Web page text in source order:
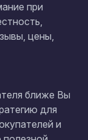
при
цены,
ближе Вы
для
и